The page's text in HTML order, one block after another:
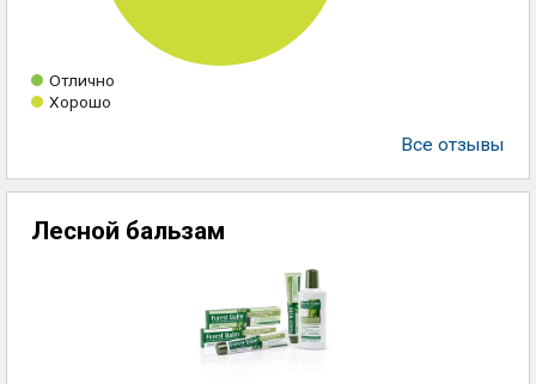
Отлично
Хорошо
Все отзывы
Лесной бальзам